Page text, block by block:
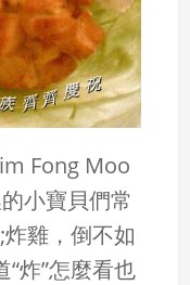
Fong Moo
小寶貝們常
雞，倒不如
“炸”怎麼看也